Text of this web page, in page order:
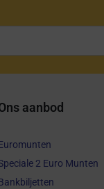
aanbod
2 Euro Munten